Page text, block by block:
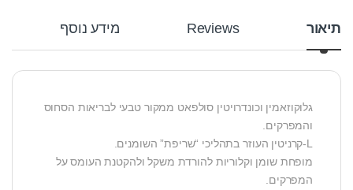
תיאור Reviews מידע נוסף
גלוקוזאמין וכונדרויטין סולפאט ממקור טבעי לבריאות הסחוס
והמפרקים.
L-קרניטין העוזר בתהליכי “שריפת” השומנים.
מופחת שומן וקלוריות להורדת משקל ולהקטנת העומס על
המפרקים.